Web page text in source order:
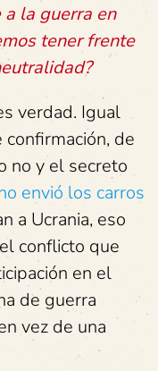
la guerra en
tener frente
verdad. Igual
de
no y el secreto
envió los carros
a Ucrania, eso
conflicto que
en el
de guerra
vez de una